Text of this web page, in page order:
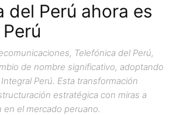
del Perú ahora es
Telefónica del Perú,
de nombre significativo, adoptando
Perú. Esta transformación
estratégica con miras a
el mercado peruano.